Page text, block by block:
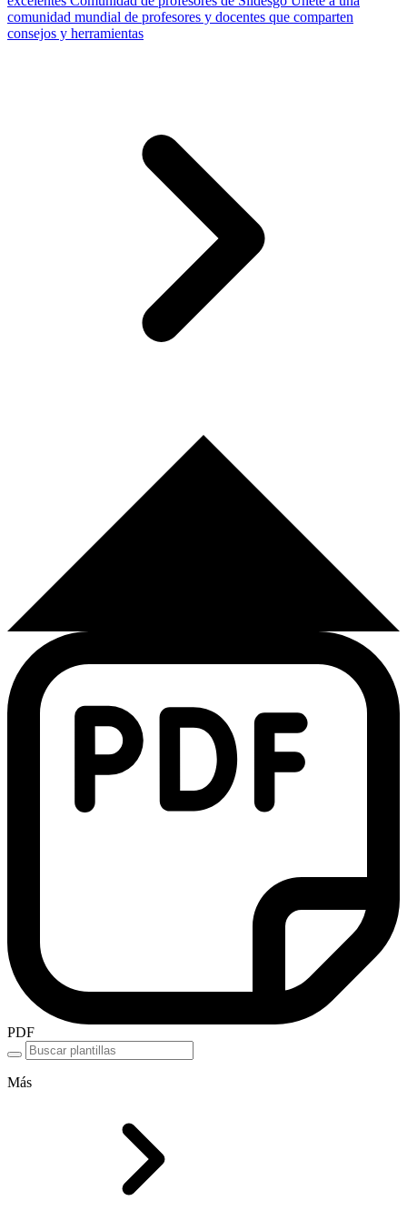
comunidad mundial de profesores y docentes que comparten
consejos y herramientas
PDF
Más